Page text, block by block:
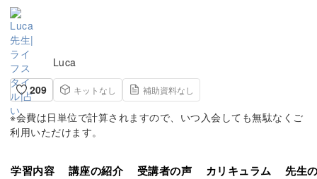
Luca
209
キットなし 補助資料なし
※会費は日単位で計算されますので、いつ入会しても無駄なくご
利用いただけます。
学習内容 講座の紹介 受講者の声 カリキュラム 先生